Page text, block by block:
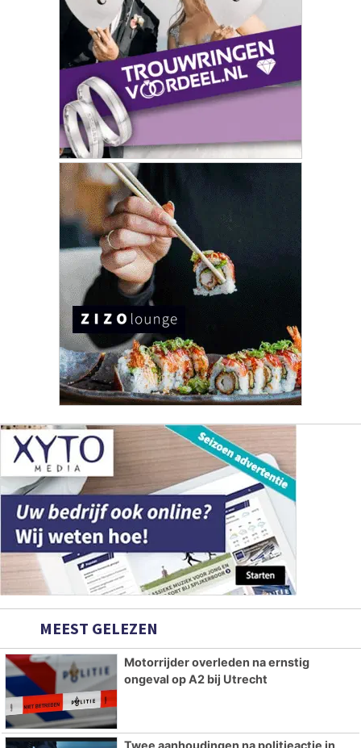
MEEST GELEZEN
Motorrijder overleden na ernstig
ongeval op A2 bij Utrecht